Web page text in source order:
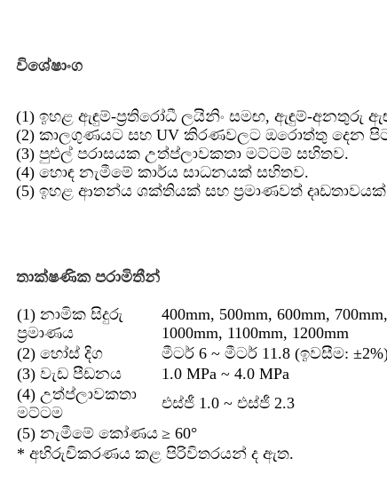
විශේෂාංග
(1) ඉහළ ඇඳුම්-ප්‍රතිරෝධී ලයිනිං සමඟ, ඇඳුම්-අනතුරු
(2) කාලගුණයට සහ UV කිරණවලට ඔරොත්තු දෙන
(3) පුළුල් පරාසයක උත්ප්ලාවකතා මට්ටම් සහිතව.
(4) හොඳ නැමීමේ කාර්ය සාධනයක් සහිතව.
(5) ඉහළ ආතන්ය ශක්තියක් සහ ප්‍රමාණවත්
තාක්ෂණික පරාමිතීන්
(1) නාමික සිදුරු
ප්‍රමාණය
400mm, 500mm, 600mm,
1000mm, 1100mm, 1200mm
(2) හෝස් දිග
මීටර් 6 ~ මීටර් 11.8 (ඉවසීම:
(3) වැඩ පීඩනය
1.0 MPa ~ 4.0 MPa
(4) උත්ප්ලාවකතා
මට්ටම
එස්ජී 1.0 ~ එස්ජී 2.3
(5) නැමීමේ කෝණය ≥ 60°
* අභිරුචිකරණය කළ පිරිවිතරයන් ද ඇත.